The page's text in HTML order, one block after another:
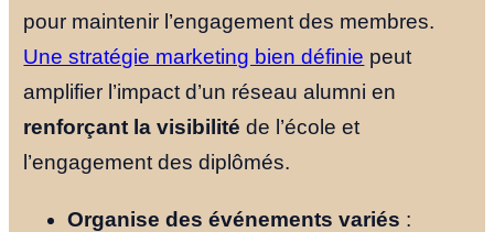
pour maintenir l’engagement des membres.
Une stratégie marketing bien définie peut
amplifier l’impact d’un réseau alumni en
renforçant la visibilité de l’école et
l’engagement des diplômés.
Organise des événements variés :